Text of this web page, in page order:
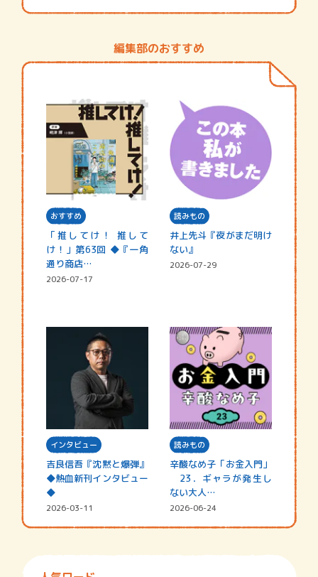
編集部のおすすめ
おすすめ
「推してけ！ 推して
け！」第63回 ◆『一角
通り商店…
2026-07-17
読みもの
井上先斗『夜がまだ明け
ない』
2026-07-29
インタビュー
吉良信吾『沈黙と爆弾』
◆熱血新刊インタビュー
◆
2026-03-11
読みもの
辛酸なめ子「お金入門」
23．ギャラが発生し
ない大人…
2026-06-24